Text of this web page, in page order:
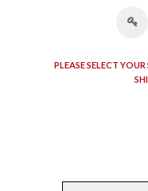
PLEASE SELECT